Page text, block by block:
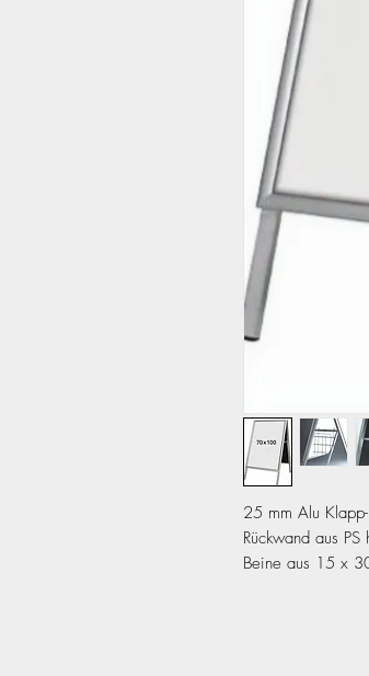
25 mm Alu
Rückwand aus PS
Beine aus 15 x